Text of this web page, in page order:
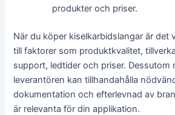
produkter och priser.
När du köper kiselkarbidslangar är det
till faktorer som produktkvalitet,
support, ledtider och priser. Dessutom
leverantören kan tillhandahålla
dokumentation och efterlevnad av
är relevanta för din applikation.